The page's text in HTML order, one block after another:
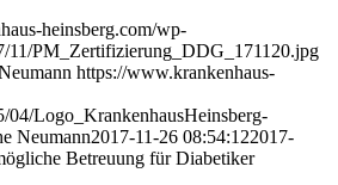
heinsberg.com/wp-
11/PM_Zertifizierung_DDG_171120.jpg
https://www.krankenhaus-
04/Logo_KrankenhausHeinsberg-
Neumann2017-11-26 08:54:122017-
Betreuung für Diabetiker